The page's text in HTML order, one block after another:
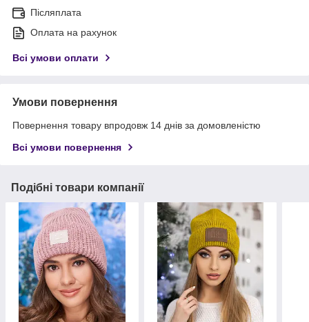
Післяплата
Оплата на рахунок
Всі умови оплати
Умови повернення
Повернення товару впродовж 14 днів за домовленістю
Всі умови повернення
Подібні товари компанії